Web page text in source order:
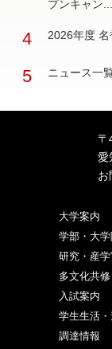
プンキャン...
4 2026年度
5 ニュース一
〒
愛
お
大学案内
学部・大
研究・産
多文化共
入試案内
学生生活
調達情報